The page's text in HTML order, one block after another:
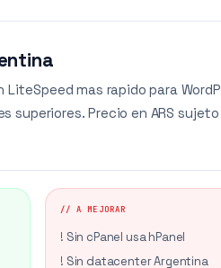
mas rapido para
superiores. Precio en ARS
// A MEJORAR
! Sin cPanel usa hPanel
! Sin datacenter Argentina